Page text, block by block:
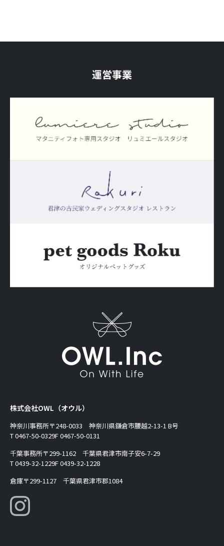
運営事業
株式会社OWL（オウル）
神奈川事務所〒248-0033 神奈川県鎌倉市腰越2-13-1 B号
T 0467-50-0329F 0467-50-0131
千葉事務所〒299-1162 千葉県君津市南子安6-7-29
T 0439-32-1229F 0439-32-1228
倉庫〒299-1127 千葉県君津市郡1084